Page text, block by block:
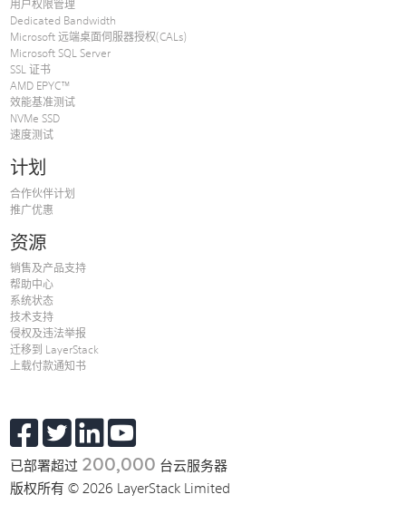
用户权限管理
Dedicated Bandwidth
Microsoft 远端桌面伺服器授权(CALs)
Microsoft SQL Server
SSL 证书
AMD EPYC™
效能基准测试
NVMe SSD
速度测试
计划
合作伙伴计划
推广优惠
资源
销售及产品支持
帮助中心
系统状态
技术支持
侵权及违法举报
迁移到 LayerStack
上载付款通知书
已部署超过 200,000 台云服务器
版权所有 © 2026 LayerStack Limited